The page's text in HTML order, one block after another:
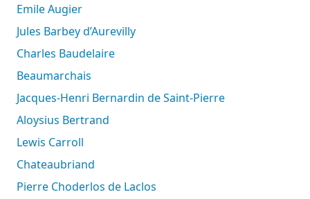
Emile Augier
Jules Barbey d’Aurevilly
Charles Baudelaire
Beaumarchais
Jacques-Henri Bernardin de Saint-Pierre
Aloysius Bertrand
Lewis Carroll
Chateaubriand
Pierre Choderlos de Laclos